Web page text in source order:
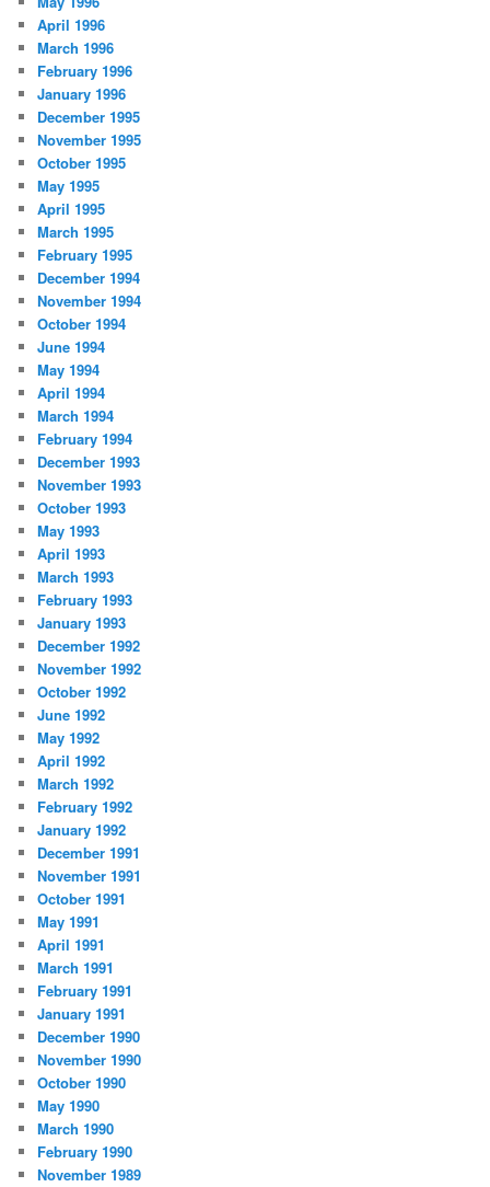
April 1996
March 1996
February 1996
January 1996
December 1995
November 1995
October 1995
May 1995
April 1995
March 1995
February 1995
December 1994
November 1994
October 1994
June 1994
May 1994
April 1994
March 1994
February 1994
December 1993
November 1993
October 1993
May 1993
April 1993
March 1993
February 1993
January 1993
December 1992
November 1992
October 1992
June 1992
May 1992
April 1992
March 1992
February 1992
January 1992
December 1991
November 1991
October 1991
May 1991
April 1991
March 1991
February 1991
January 1991
December 1990
November 1990
October 1990
May 1990
March 1990
February 1990
November 1989